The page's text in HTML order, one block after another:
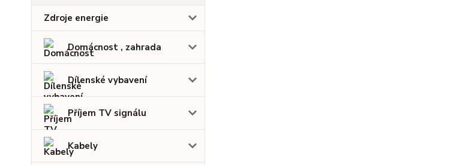
Zdroje energie
Domácnost , zahrada
Dílenské vybavení
Příjem TV signálu
Kabely